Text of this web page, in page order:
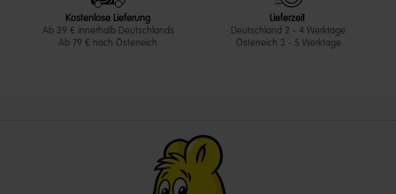
Kostenlose Lieferung
Ab 39 € innerhalb Deutschlands
Ab 79 € nach Österreich
Lieferzeit
Deutschland 2 - 4 Werktage
Österreich 3 - 5 Werktage